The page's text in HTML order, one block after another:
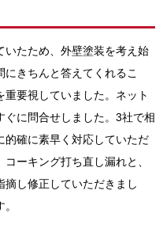
いたため、外壁塗装を考え始
きちんと答えてくれるこ
要視していました。ネット
ぐに問合せしました。3社で相
的確に素早く対応していただ
ーキング打ち直し漏れと、
摘し修正していただきまし